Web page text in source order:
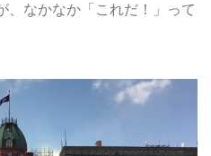
、なかなか「これだ！」って